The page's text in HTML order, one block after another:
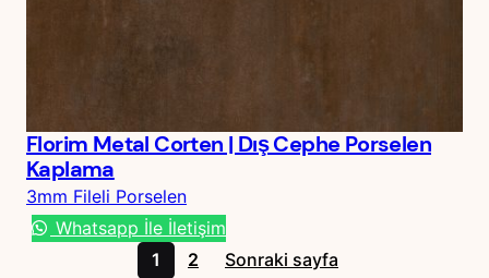
Florim Metal Corten | Dış Cephe Porselen
Kaplama
3mm Fileli Porselen
Whatsapp İle İletişim
1
2 Sonraki sayfa